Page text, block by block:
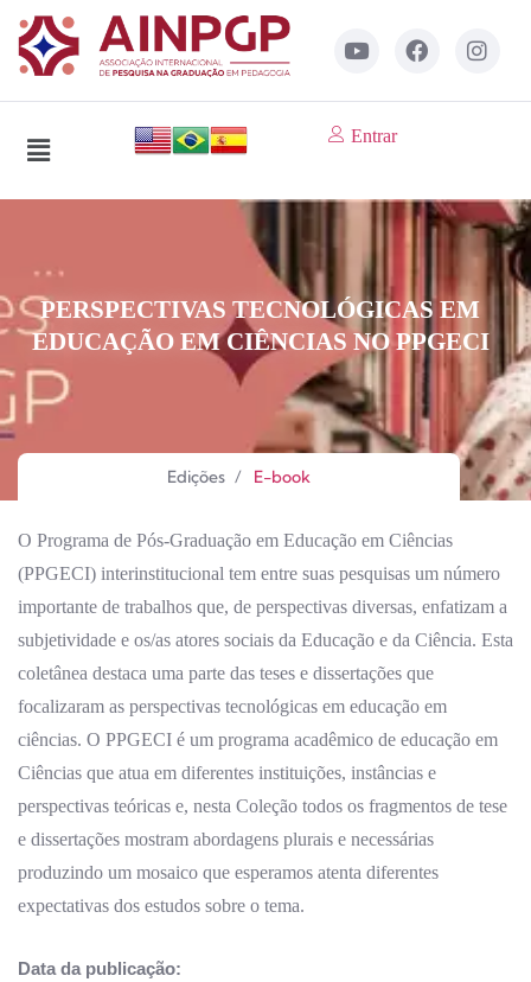
Entrar
PERSPECTIVAS TECNOLÓGICAS EM
EDUCAÇÃO EM CIÊNCIAS NO PPGECI
Edições / E-book
Data da publicação:
O Programa de Pós-Graduação em Educação em Ciências
(PPGECI) interinstitucional tem entre suas pesquisas um número
importante de trabalhos que, de perspectivas diversas, enfatizam a
subjetividade e os/as atores sociais da Educação e da Ciência. Esta
coletânea destaca uma parte das teses e dissertações que
focalizaram as perspectivas tecnológicas em educação em
ciências. O PPGECI é um programa acadêmico de educação em
Ciências que atua em diferentes instituições, instâncias e
perspectivas teóricas e, nesta Coleção todos os fragmentos de tese
e dissertações mostram abordagens plurais e necessárias
produzindo um mosaico que esperamos atenta diferentes
expectativas dos estudos sobre o tema.